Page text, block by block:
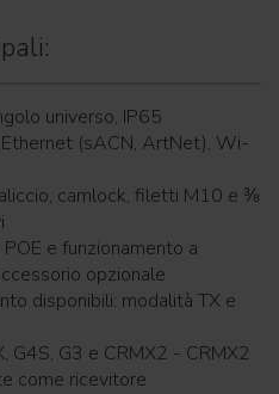
universo, IP65
(sACN, ArtNet), Wi-
camlock, filetti M10 e ⅜
e funzionamento a
opzionale
disponibili: modalità TX e
G4S, G3 e CRMX2 - CRMX2
come ricevitore